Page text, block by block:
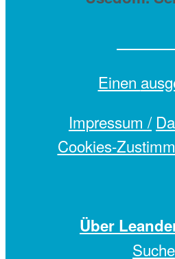
Einen
Impressum /
Cookies-
Über
Suche